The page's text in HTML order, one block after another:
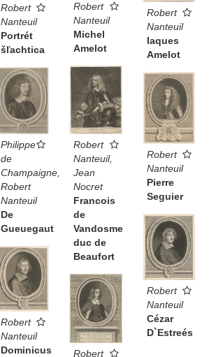
Robert
Nanteuil
Portrét
šľachtica
Robert
Nanteuil
Michel
Amelot
Robert
Nanteuil
Iaques
Amelot
Robert
Nanteuil,
Jean
Nocret
Francois
de
Vandosme
duc de
Beaufort
Philippe
de
Champaigne,
Robert
Nanteuil
De
Gueuegaut
Robert
Nanteuil
Pierre
Seguier
Robert
Nanteuil
Cézar
D`Estreés
Robert
Nanteuil
Dominicus
Robert